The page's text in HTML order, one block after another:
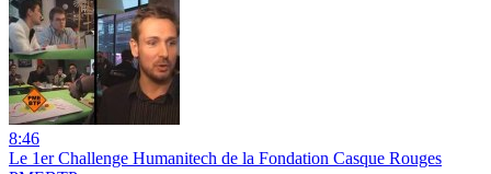
8:46
Le 1er Challenge Humanitech de la Fondation Casque Rouges